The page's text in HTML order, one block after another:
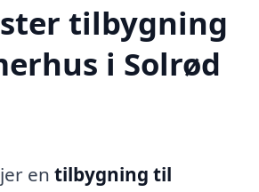
tilbygning
i Solrød
en tilbygning til